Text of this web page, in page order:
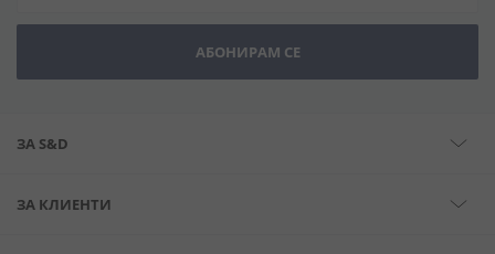
АБОНИРАМ СЕ
ЗА S&D
ЗА КЛИЕНТИ